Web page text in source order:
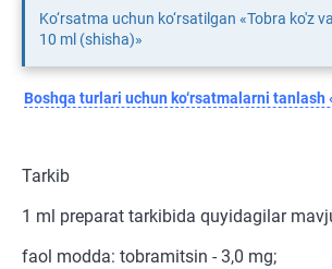
Ko‘rsatma uchun ko‘rsatilgan «Tobra ko'z
10 ml (shisha)»
Boshqa turlari uchun ko‘rsatmalarni tanlash
Tarkib
1 ml preparat tarkibida quyidagilar
faol modda: tobramitsin - 3,0 mg;